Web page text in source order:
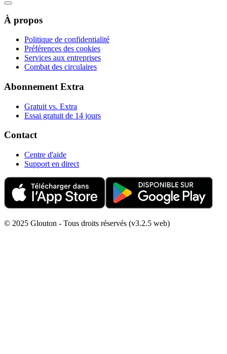
À propos
Politique de confidentialité
Préférences des cookies
Services aux entreprises
Combat des circulaires
Abonnement Extra
Gratuit vs. Extra
Essai gratuit de 14 jours
Contact
Centre d'aide
Support en direct
© 2025 Glouton - Tous droits réservés (v3.2.5 web)